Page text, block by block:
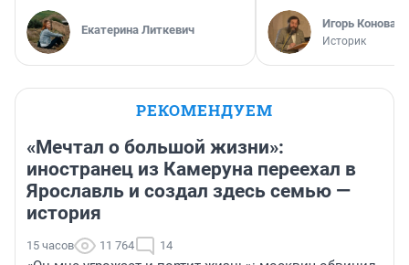
Екатерина Литкевич Игорь
Историк
РЕКОМЕНДУЕМ
«Мечтал о большой жизни»:
иностранец из Камеруна переехал в
Ярославль и создал здесь семью —
история
15 часов 11 764 14